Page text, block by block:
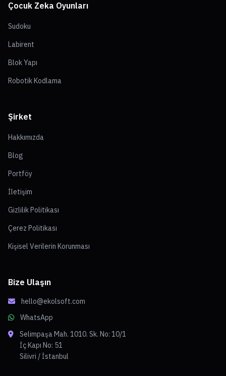
Çocuk Zeka Oyunları
Sudoku
Labirent
Blok Yapı
Robotik Kodlama
Şirket
Hakkımızda
Blog
Portföy
İletişim
Gizlilik Politikası
Çerez Politikası
Kişisel Verilerin Korunması
Bize Ulaşın
hello@ekolsoft.com
WhatsApp
Selimpaşa Mah. 1010. Sk. No: 10/1
İç Kapı No: 51
Silivri / İstanbul